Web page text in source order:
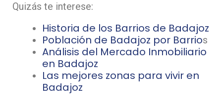
Quizás te interese:
Historia de los Barrios de Badajoz
Población de Badajoz por Barrios
Análisis del Mercado Inmobiliario
en Badajoz
Las mejores zonas para vivir en
Badajoz